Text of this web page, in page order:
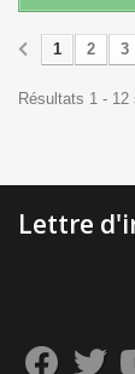
1 2 3
Résultats 1 - 12
Lettre